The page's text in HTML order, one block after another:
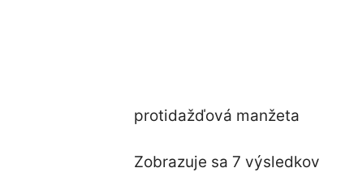
protidažďová manžeta
Zobrazuje sa 7 výsledkov